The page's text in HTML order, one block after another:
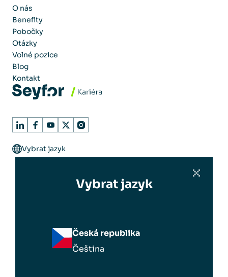
O nás
Benefity
Pobočky
Otázky
Volné pozice
Blog
Kontakt
Vybrat jazyk
Vybrat jazyk
Česká republika
Čeština